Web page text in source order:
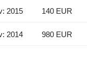
2015 140 EUR
2014 980 EUR